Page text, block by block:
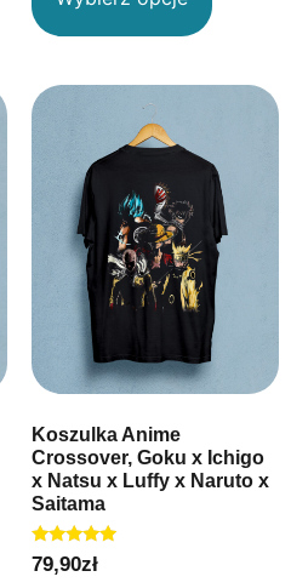
Koszulka Anime
Crossover, Goku x Ichigo
x Natsu x Luffy x Naruto x
Saitama
Oceniono
5.00
79,90zł